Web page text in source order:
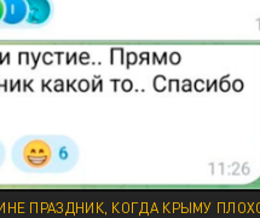
ПРАЗДНИК, КОГДА КРЫМУ